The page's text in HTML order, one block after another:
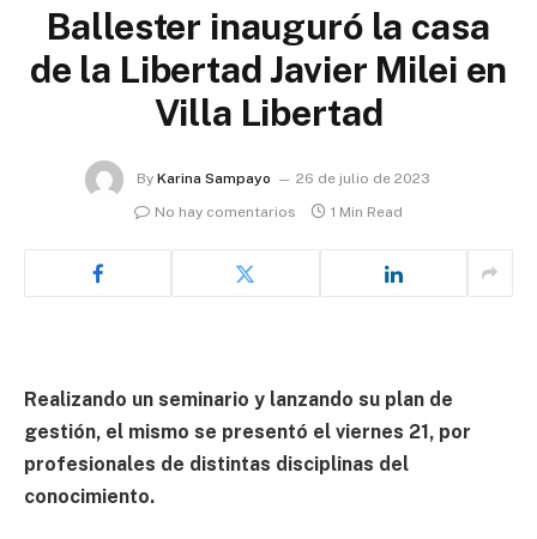
Ballester inauguró la casa
de la Libertad Javier Milei en
Villa Libertad
By Karina Sampayo
26 de julio de 2023
No hay comentarios
1 Min Read
Realizando un seminario y lanzando su plan de
gestión, el mismo se presentó el viernes 21, por
profesionales de distintas disciplinas del
conocimiento.